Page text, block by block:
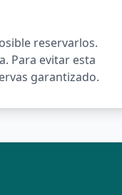
reservarlos.
Para evitar esta
garantizado.